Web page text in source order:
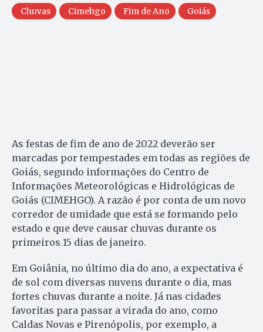
Chuvas Cimehgo Fim de Ano Goiás
As festas de fim de ano de 2022 deverão ser
marcadas por tempestades em todas as regiões de
Goiás, segundo informações do Centro de
Informações Meteorológicas e Hidrológicas de
Goiás (CIMEHGO). A razão é por conta de um novo
corredor de umidade que está se formando pelo
estado e que deve causar chuvas durante os
primeiros 15 dias de janeiro.
Em Goiânia, no último dia do ano, a expectativa é
de sol com diversas nuvens durante o dia, mas
fortes chuvas durante a noite. Já nas cidades
favoritas para passar a virada do ano, como
Caldas Novas e Pirenópolis, por exemplo, a